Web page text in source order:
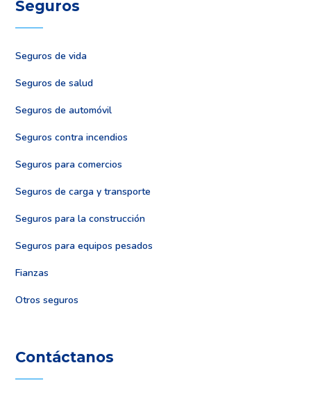
Seguros
Seguros de vida
Seguros de salud
Seguros de automóvil
Seguros contra incendios
Seguros para comercios
Seguros de carga y transporte
Seguros para la construcción
Seguros para equipos pesados
Fianzas
Otros seguros
Contáctanos